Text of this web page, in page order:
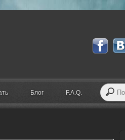
Блог F.A.Q.